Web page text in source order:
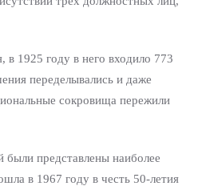
в 1925 году в него входило 773
переделывались и даже
сокровища пережили
были представлены наиболее
в 1967 году в честь 50-летия